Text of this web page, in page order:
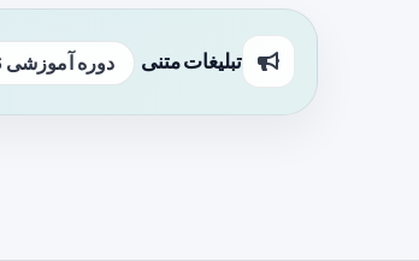
تبلیغات متنی دوره آموزشی ATLS